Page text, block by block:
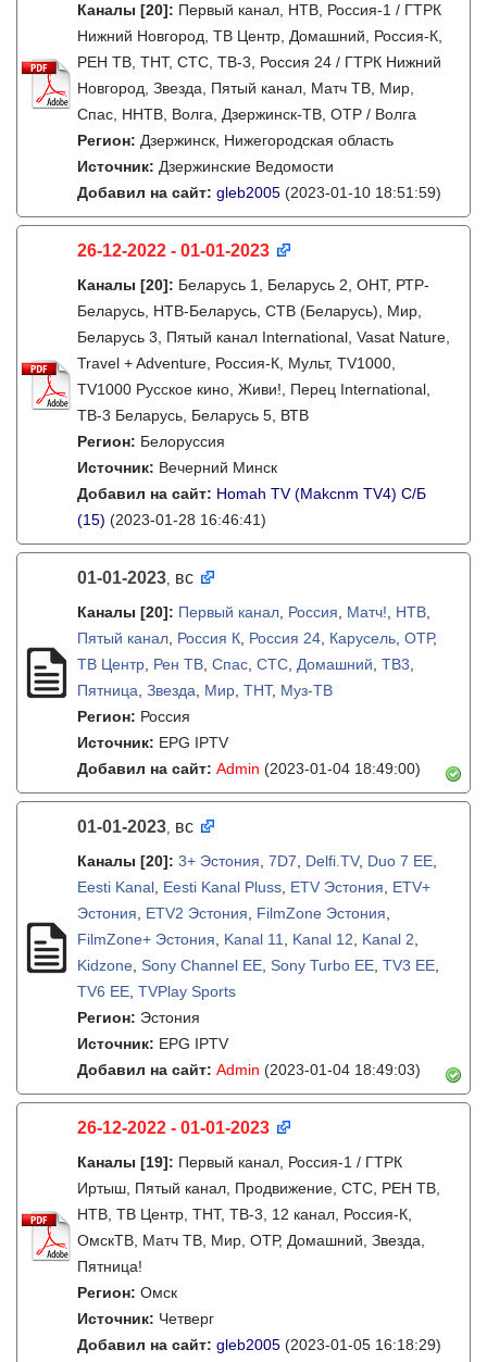
Каналы [20]: Первый канал, НТВ, Россия-1 / ГТРК
Нижний Новгород, ТВ Центр, Домашний, Россия-К,
РЕН ТВ, ТНТ, СТС, ТВ-3, Россия 24 / ГТРК Нижний
Новгород, Звезда, Пятый канал, Матч ТВ, Мир,
Спас, ННТВ, Волга, Дзержинск-ТВ, ОТР / Волга
Регион: Дзержинск, Нижегородская область
Источник: Дзержинские Ведомости
Добавил на сайт: gleb2005 (2023-01-10 18:51:59)
26-12-2022 - 01-01-2023
Каналы [20]: Беларусь 1, Беларусь 2, ОНТ, РТР-
Беларусь, НТВ-Беларусь, СТВ (Беларусь), Мир,
Беларусь 3, Пятый канал International, Vasat Nature,
Travel + Adventure, Россия-К, Мульт, TV1000,
TV1000 Русское кино, Живи!, Перец International,
ТВ-3 Беларусь, Беларусь 5, ВТВ
Регион: Белоруссия
Источник: Вечерний Минск
Добавил на сайт: Homah TV (Makcnm TV4) C/Б
(15) (2023-01-28 16:46:41)
01-01-2023, вс
Каналы [20]: Первый канал Россия Матч! НТВ
Пятый канал Россия К Россия 24 Карусель ОТР,
ТВ Центр Рен ТВ Спас СТС Домашний ТВ3
Пятница Звезда Мир ТНТ, Муз-ТВ
Регион: Россия
Источник: EPG IPTV
Добавил на сайт: Admin (2023-01-04 18:49:00)
01-01-2023, вс
Каналы [20]: 3+ Эстония 7D7 Delfi.TV, Duo 7 EE
Eesti Kanal Eesti Kanal Pluss ETV Эстония
ETV+
Эстония
ETV2 Эстония FilmZone Эстония
FilmZone+ Эстония
Kanal 11 Kanal 12 Kanal 2
Kidzone Sony Channel EE Sony Turbo EE TV3 EE
TV6 EE TVPlay Sports
Регион: Эстония
Источник: EPG IPTV
Добавил на сайт: Admin (2023-01-04 18:49:03)
26-12-2022 - 01-01-2023
Каналы [19]: Первый канал, Россия-1 / ГТРК
Иртыш, Пятый канал, Продвижение, СТС, РЕН ТВ,
НТВ, ТВ Центр, ТНТ, ТВ-3, 12 канал, Россия-К,
ОмскТВ, Матч ТВ, Мир, ОТР, Домашний, Звезда,
Пятница!
Регион: Омск
Источник: Четверг
Добавил на сайт: gleb2005 (2023-01-05 16:18:29)